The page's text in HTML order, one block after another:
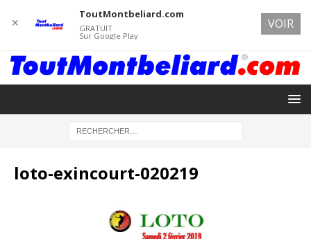
loto-exincourt-020219
✕
ToutMontbeliard.com
GRATUIT
Sur Google Play
VOIR